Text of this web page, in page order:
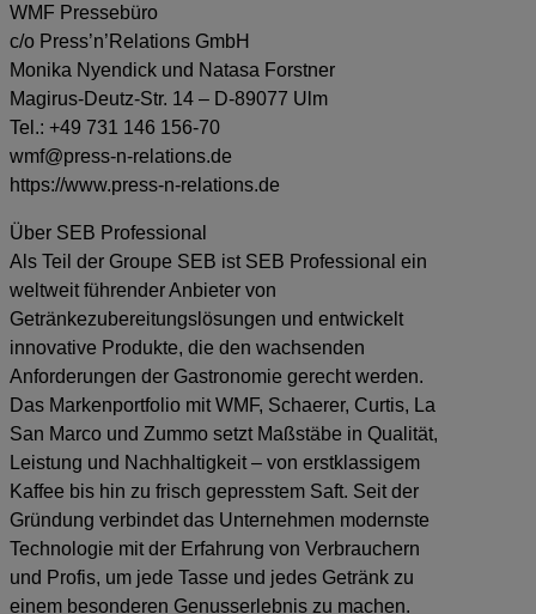
WMF Pressebüro
c/o Press’n’Relations GmbH
Monika Nyendick und Natasa Forstner
Magirus-Deutz-Str. 14 – D-89077 Ulm
Tel.: +49 731 146 156-70
wmf@press-n-relations.de
https://www.press-n-relations.de
Über SEB Professional
Als Teil der Groupe SEB ist SEB Professional ein
weltweit führender Anbieter von
Getränkezubereitungslösungen und entwickelt
innovative Produkte, die den wachsenden
Anforderungen der Gastronomie gerecht werden.
Das Markenportfolio mit WMF, Schaerer, Curtis, La
San Marco und Zummo setzt Maßstäbe in Qualität,
Leistung und Nachhaltigkeit – von erstklassigem
Kaffee bis hin zu frisch gepresstem Saft. Seit der
Gründung verbindet das Unternehmen modernste
Technologie mit der Erfahrung von Verbrauchern
und Profis, um jede Tasse und jedes Getränk zu
einem besonderen Genusserlebnis zu machen.